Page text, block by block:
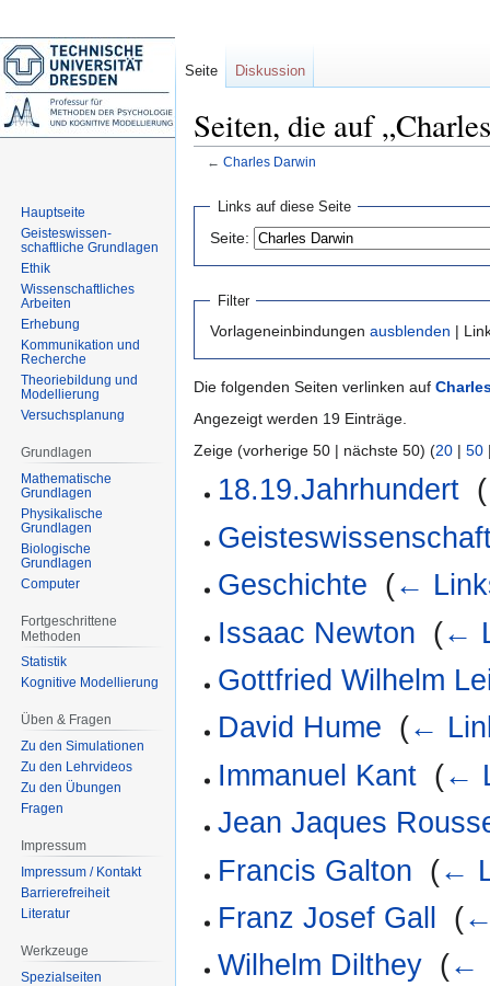
Seiten, die auf
← Charles Darwin
Navigation
springen
springen
Links auf diese Seite
Seite:
Filter
Vorlageneinbindungen ausblenden |
Die folgenden Seiten verlinken auf
Angezeigt werden 19 Einträge.
Zeige (vorherige 50 | nächste 50) (20 | 50
18.19.Jahrhundert (
Geschichte (←
Issaac Newton (←
Gottfried Wilhelm
David Hume (←
Immanuel Kant (←
Jean Jaques
Francis Galton (←
Franz Josef Gall
(
Wilhelm Dilthey (←
Seite Diskussion
Hauptseite
Geisteswissen-
schaftliche Grundlagen
Ethik
Wissenschaftliches
Arbeiten
Erhebung
Kommunikation und
Recherche
Theoriebildung und
Modellierung
Versuchsplanung
Grundlagen
Mathematische
Grundlagen
Physikalische
Grundlagen
Biologische
Grundlagen
Computer
Fortgeschrittene
Methoden
Statistik
Kognitive Modellierung
Üben & Fragen
Zu den Simulationen
Zu den Lehrvideos
Zu den Übungen
Fragen
Impressum
Impressum / Kontakt
Barrierefreiheit
Literatur
Werkzeuge
Spezialseiten